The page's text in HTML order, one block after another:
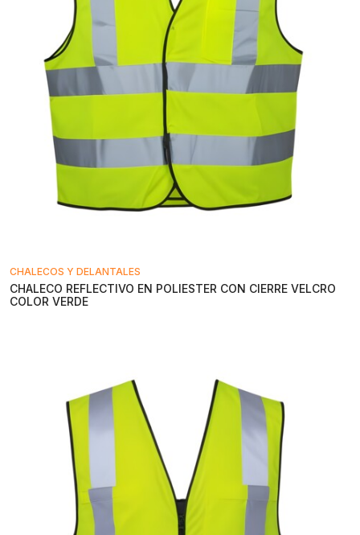
CHALECOS Y DELANTALES
CHALECO REFLECTIVO EN POLIESTER CON CIERRE VELCRO
COLOR VERDE